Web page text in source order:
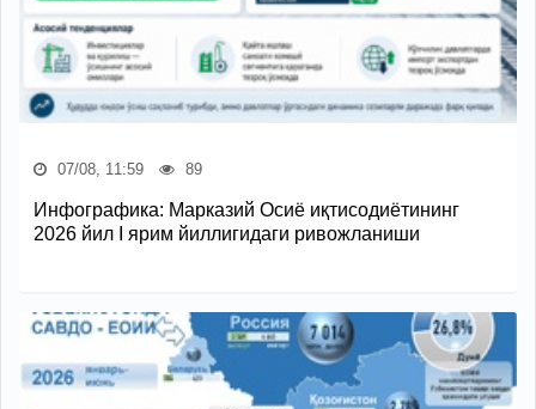
07/08, 11:59 89
Инфографика: Марказий Осиё иқтисодиётининг
2026 йил I ярим йиллигидаги ривожланиши